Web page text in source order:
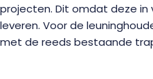
projecten. Dit omdat deze in
leveren. Voor de
met de reeds bestaande